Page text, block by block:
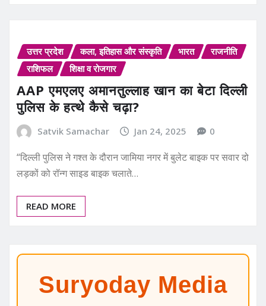
उत्तर प्रदेश कला, इतिहास और संस्कृति भारत
राजनीति
राशिफल
शिक्षा व रोजगार
AAP एमएलए अमानतुल्लाह खान का बेटा दिल्ली
पुलिस के हत्थे कैसे चढ़ा?
Satvik Samachar Jan 24, 2025 0
“दिल्ली पुलिस ने गश्त के दौरान जामिया नगर में बुलेट बाइक पर सवार दो
लड़कों को रॉन्ग साइड बाइक चलाते…
READ MORE
Suryoday Media